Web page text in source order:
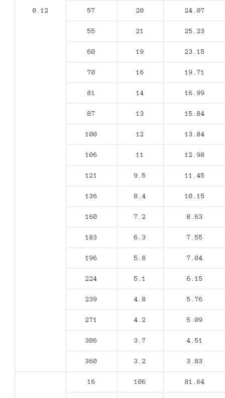
0.12 57 20 24.07
55 21 25.23
60 19 23.15
70 16 19.71
81 14 16.99
87 13 15.84
100 12 13.84
106 11 12.98
121 9.5 11.45
136 8.4 10.15
160 7.2 8.63
183 6.3 7.55
196 5.8 7.04
224 5.1 6.15
239 4.8 5.76
271 4.2 5.09
306 3.7 4.51
360 3.2 3.83
16 106 81.64